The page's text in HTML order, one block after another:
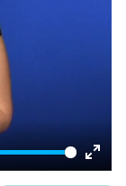
Enter